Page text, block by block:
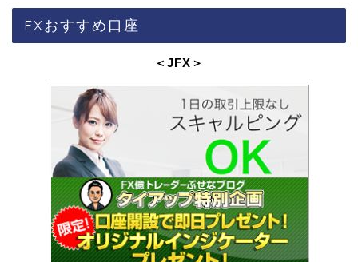
FXおすすめ口座
＜JFX ＞